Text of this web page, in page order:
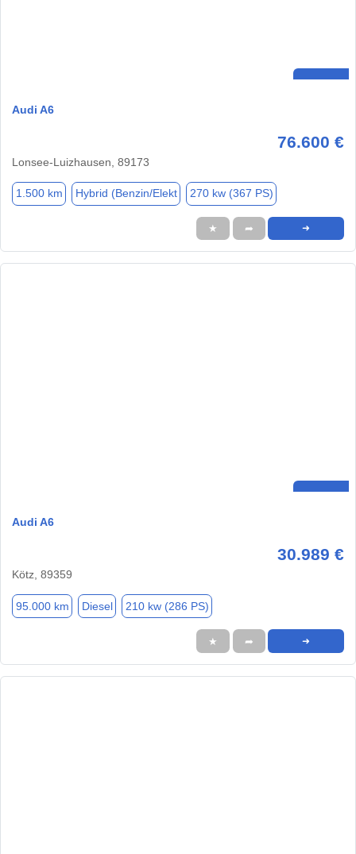
Audi A6
76.600 €
Lonsee-Luizhausen, 89173
1.500 km Hybrid (Benzin/Elekt 270 kw (367 PS)
★ ➦ ➜
Audi A6
30.989 €
Kötz, 89359
95.000 km Diesel 210 kw (286 PS)
★ ➦ ➜